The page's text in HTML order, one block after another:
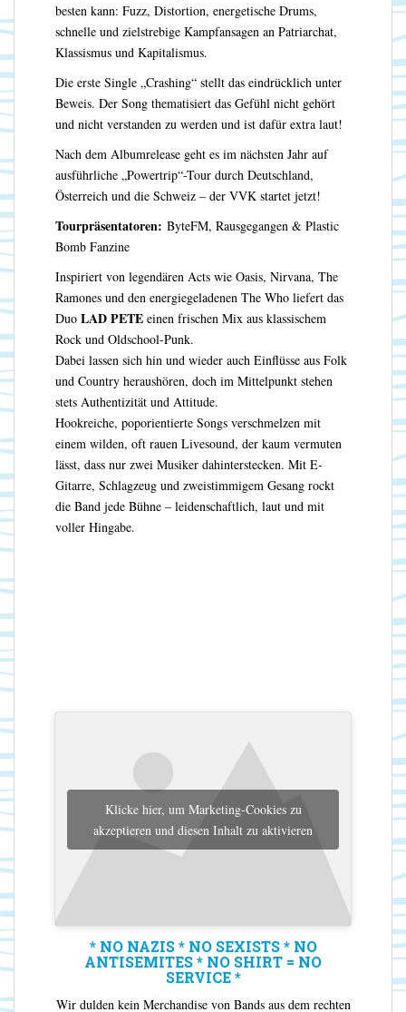
besten kann: Fuzz, Distortion, energetische Drums,
schnelle und zielstrebige Kampfansagen an Patriarchat,
Klassismus und Kapitalismus.
Die erste Single „Crashing“ stellt das eindrücklich unter
Beweis. Der Song thematisiert das Gefühl nicht gehört
und nicht verstanden zu werden und ist dafür extra laut!
Nach dem Albumrelease geht es im nächsten Jahr auf
ausführliche „Powertrip“-Tour durch Deutschland,
Österreich und die Schweiz – der VVK startet jetzt!
Tourpräsentatoren: ByteFM, Rausgegangen & Plastic
Bomb Fanzine
Inspiriert von legendären Acts wie Oasis, Nirvana, The
Ramones und den energiegeladenen The Who liefert das
Duo LAD PETE einen frischen Mix aus klassischem
Rock und Oldschool-Punk.
Dabei lassen sich hin und wieder auch Einflüsse aus Folk
und Country heraushören, doch im Mittelpunkt stehen
stets Authentizität und Attitude.
Hookreiche, poporientierte Songs verschmelzen mit
einem wilden, oft rauen Livesound, der kaum vermuten
lässt, dass nur zwei Musiker dahinterstecken. Mit E-
Gitarre, Schlagzeug und zweistimmigem Gesang rockt
die Band jede Bühne – leidenschaftlich, laut und mit
voller Hingabe.
Klicke hier, um Marketing-Cookies zu
akzeptieren und diesen Inhalt zu aktivieren
* NO NAZIS * NO SEXISTS * NO
ANTISEMITES * NO SHIRT = NO
SERVICE *
Wir dulden kein Merchandise von Bands aus dem rechten